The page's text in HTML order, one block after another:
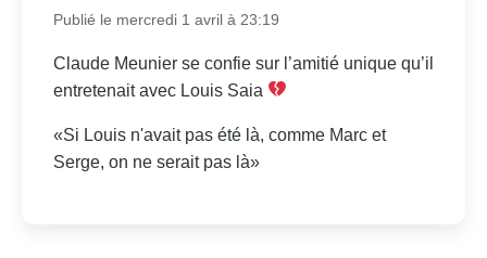
Publié le mercredi 1 avril à 23:19
Claude Meunier se confie sur l’amitié unique qu’il
entretenait avec Louis Saia
«Si Louis n'avait pas été là, comme Marc et
Serge, on ne serait pas là»